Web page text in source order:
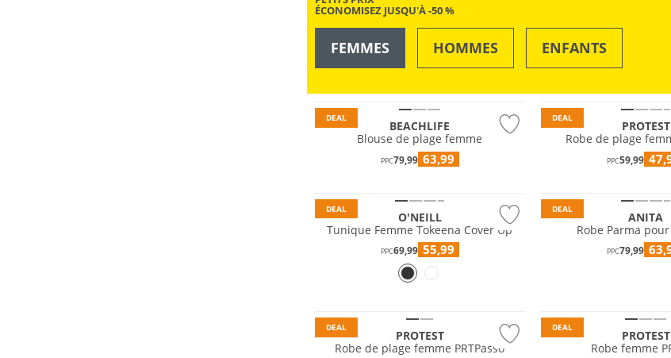
ÉCONOMISEZ JUSQU'À -50 %
FEMMES HOMMES ENFANTS
DEAL
BEACHLIFE
Blouse de plage femme
PPC79,99 63,99
DEAL
PROTEST
Robe de plage
PPC59,99
DEAL
O'NEILL
Tunique Femme Tokeena Cover Up
PPC69,99 55,99
DEAL
ANITA
Robe Parma
PPC79,99
DEAL
PROTEST
Robe de plage femme PRTPasso
DEAL
PROTEST
Robe femme